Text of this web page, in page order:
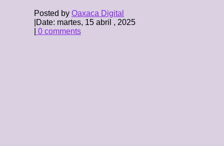
Posted by Oaxaca Digital
Date: martes, 15 abril , 2025
0 comments